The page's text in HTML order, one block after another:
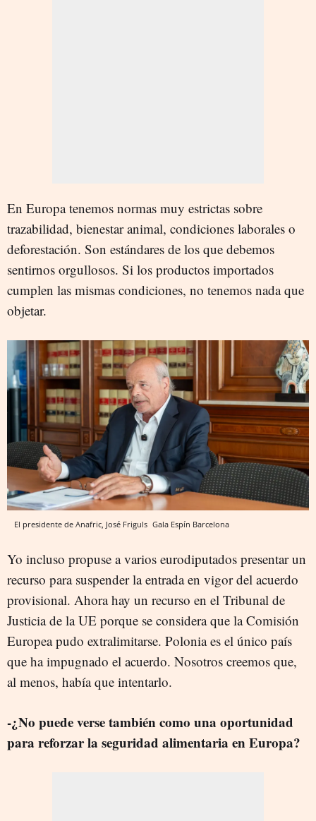
En Europa tenemos normas muy estrictas sobre
trazabilidad, bienestar animal, condiciones laborales o
deforestación. Son estándares de los que debemos
sentirnos orgullosos. Si los productos importados
cumplen las mismas condiciones, no tenemos nada que
objetar.
El presidente de Anafric, José Friguls Gala Espín Barcelona
Yo incluso propuse a varios eurodiputados presentar un
recurso para suspender la entrada en vigor del acuerdo
provisional. Ahora hay un recurso en el Tribunal de
Justicia de la UE porque se considera que la Comisión
Europea pudo extralimitarse. Polonia es el único país
que ha impugnado el acuerdo. Nosotros creemos que,
al menos, había que intentarlo.
-¿No puede verse también como una oportunidad
para reforzar la seguridad alimentaria en Europa?